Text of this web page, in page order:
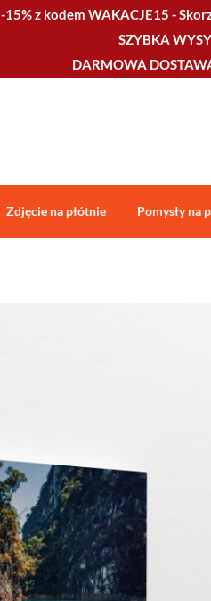
-15% z kodem WAKACJE15 -
SZYBKA
DARMOWA
Zdjęcie na płótnie Pomysły na